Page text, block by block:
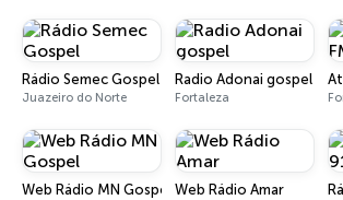
Rádio Semec Gospel
Juazeiro do Norte
Radio Adonai gospel
Fortaleza
Web Rádio MN Gospel Web Rádio Amar